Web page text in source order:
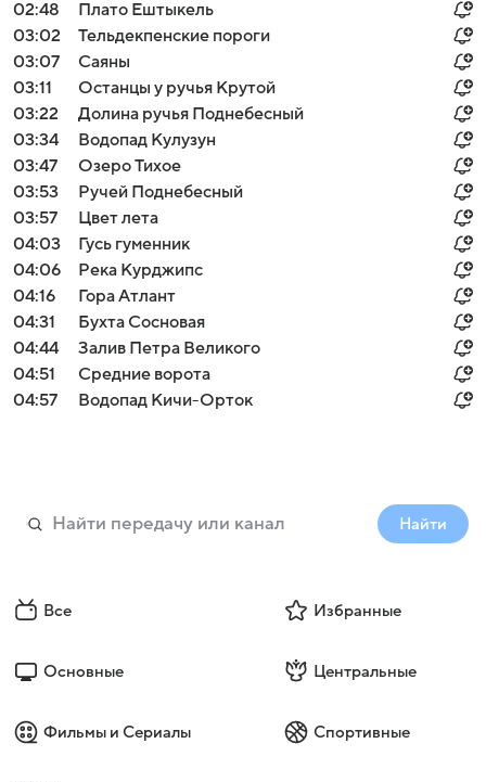
02:48
Плато Ештыкель
03:02
Тельдекпенские пороги
03:07
Саяны
03:11
Останцы у ручья Крутой
03:22
Долина ручья Поднебесный
03:34
Водопад Кулузун
03:47
Озеро Тихое
03:53
Ручей Поднебесный
03:57
Цвет лета
04:03
Гусь гуменник
04:06
Река Курджипс
04:16
Гора Атлант
04:31
Бухта Сосновая
04:44
Залив Петра Великого
04:51
Средние ворота
04:57
Водопад Кичи-Орток
Найти
Все Избранные
Основные Центральные
Фильмы и Сериалы Спортивные